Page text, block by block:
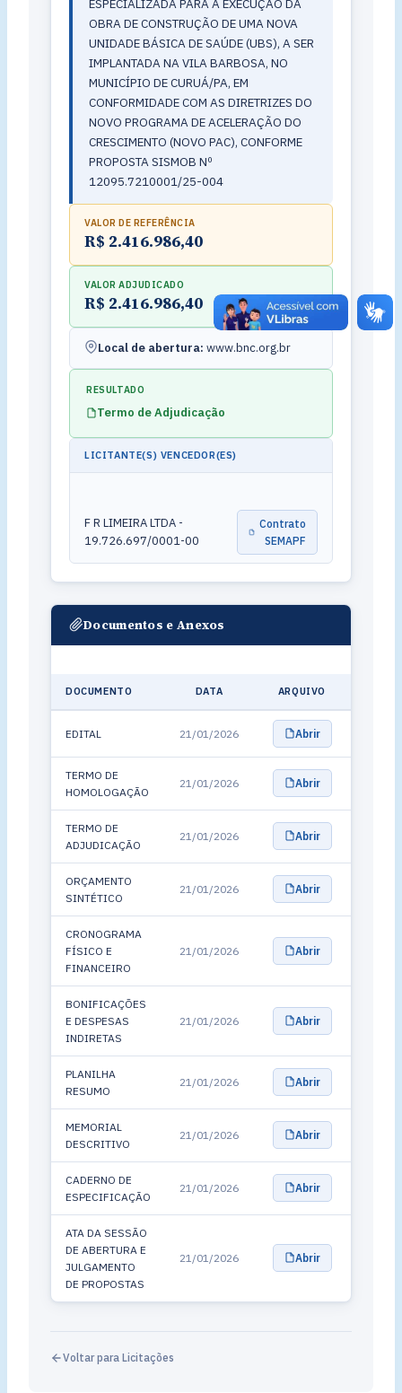
ESPECIALIZADA PARA A EXECUÇÃO DA
OBRA DE CONSTRUÇÃO DE UMA NOVA
UNIDADE BÁSICA DE SAÚDE (UBS), A SER
IMPLANTADA NA VILA BARBOSA, NO
MUNICÍPIO DE CURUÁ/PA, EM
CONFORMIDADE COM AS DIRETRIZES DO
NOVO PROGRAMA DE ACELERAÇÃO DO
CRESCIMENTO (NOVO PAC), CONFORME
PROPOSTA SISMOB Nº
12095.7210001/25-004
VALOR DE REFERÊNCIA
R$ 2.416.986,40
VALOR ADJUDICADO
R$ 2.416.986,40
Local de abertura: www.bnc.org.br
RESULTADO
Termo de Adjudicação
LICITANTE(S) VENCEDOR(ES)
F R LIMEIRA LTDA -
19.726.697/0001-00
Contrato
SEMAPF
Documentos e Anexos
DOCUMENTO DATA ARQUIVO
EDITAL 21/01/2026 Abrir
TERMO DE
HOMOLOGAÇÃO
21/01/2026 Abrir
TERMO DE
ADJUDICAÇÃO
21/01/2026 Abrir
ORÇAMENTO
SINTÉTICO
21/01/2026 Abrir
CRONOGRAMA
FÍSICO E
FINANCEIRO
21/01/2026 Abrir
BONIFICAÇÕES
E DESPESAS
INDIRETAS
21/01/2026 Abrir
PLANILHA
RESUMO
21/01/2026 Abrir
MEMORIAL
DESCRITIVO
21/01/2026 Abrir
CADERNO DE
ESPECIFICAÇÃO
21/01/2026 Abrir
ATA DA SESSÃO
DE ABERTURA E
JULGAMENTO
DE PROPOSTAS
21/01/2026 Abrir
Voltar para Licitações